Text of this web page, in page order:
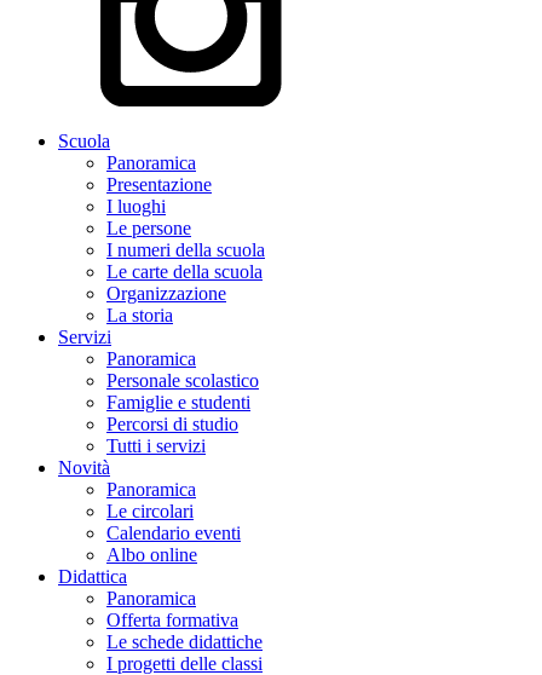
Scuola
Panoramica
Presentazione
I luoghi
Le persone
I numeri della scuola
Le carte della scuola
Organizzazione
La storia
Servizi
Panoramica
Personale scolastico
Famiglie e studenti
Percorsi di studio
Tutti i servizi
Novità
Panoramica
Le circolari
Calendario eventi
Albo online
Didattica
Panoramica
Offerta formativa
Le schede didattiche
I progetti delle classi